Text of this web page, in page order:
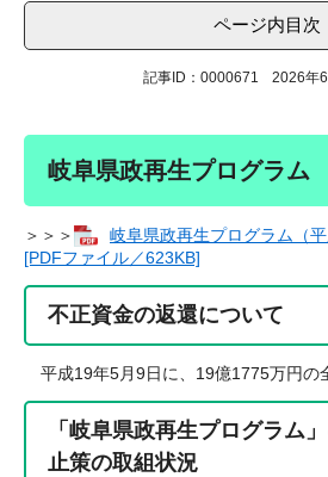
ページ内目次
記事ID：0000671 2026年
岐阜県政再生プログラム
＞＞＞​
岐阜県政再生プログラム（
[PDFファイル／623KB]
不正資金の返還について
平成19年5月9日に、19億1775万円の
「岐阜県政再生プログラム
止策の取組状況